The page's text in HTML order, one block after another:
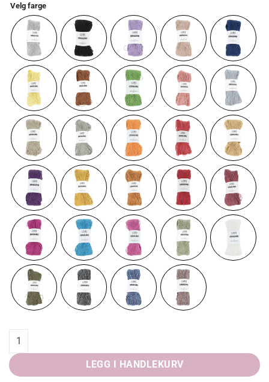
Velg farge
Crealino quantity
LEGG I HANDLEKURV